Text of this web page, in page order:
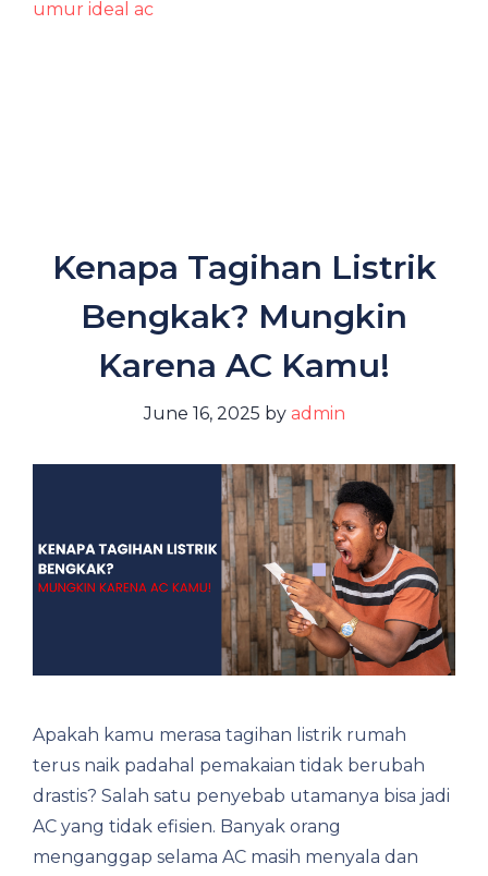
umur ideal ac
Kenapa Tagihan Listrik
Bengkak? Mungkin
Karena AC Kamu!
June 16, 2025 by admin
Apakah kamu merasa tagihan listrik rumah
terus naik padahal pemakaian tidak berubah
drastis? Salah satu penyebab utamanya bisa jadi
AC yang tidak efisien. Banyak orang
menganggap selama AC masih menyala dan